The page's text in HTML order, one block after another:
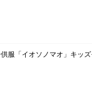
服「イオソノマオ」キッ